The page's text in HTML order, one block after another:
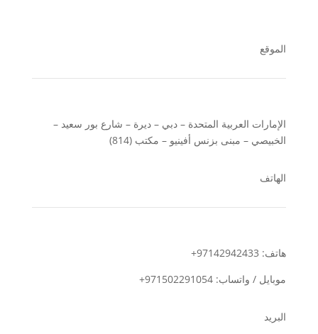
الموقع
الإمارات العربية المتحدة – دبي – ديرة – شارع بور سعيد –
الخبيصي – مبنى بزنس أفينيو – مكتب (814)
الهاتف
هاتف: 97142942433+
موبايل / واتساب: 971502291054+
البريد